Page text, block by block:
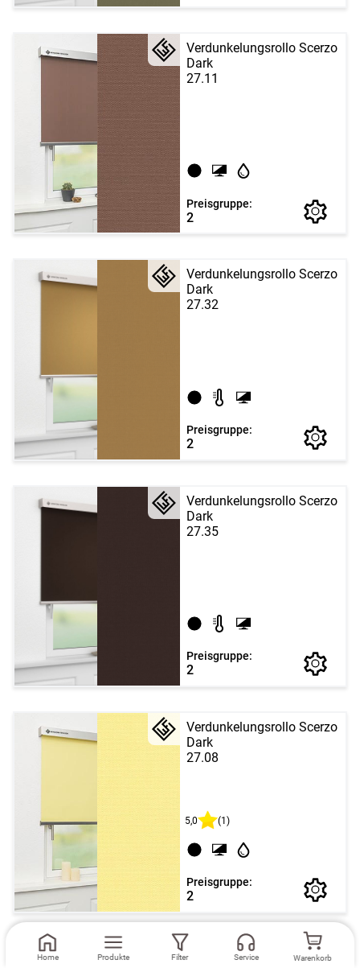
Verdunkelungsrollo Scerzo
Dark
27.11
Preisgruppe:
2
Verdunkelungsrollo Scerzo
Dark
27.32
Preisgruppe:
2
Verdunkelungsrollo Scerzo
Dark
27.35
Preisgruppe:
2
Verdunkelungsrollo Scerzo
Dark
27.08
5,0 (1)
Preisgruppe:
2
Verdunkelungsrollo Scerzo
Home Produkte Filter Service Warenkorb